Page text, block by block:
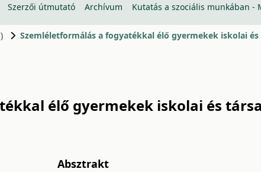
Szerzői útmutató Archívum Kutatás a szociális munkában -
Szemléletformálás a fogyatékkal élő gyermekek iskolai
élő gyermekek iskolai és
Absztrakt